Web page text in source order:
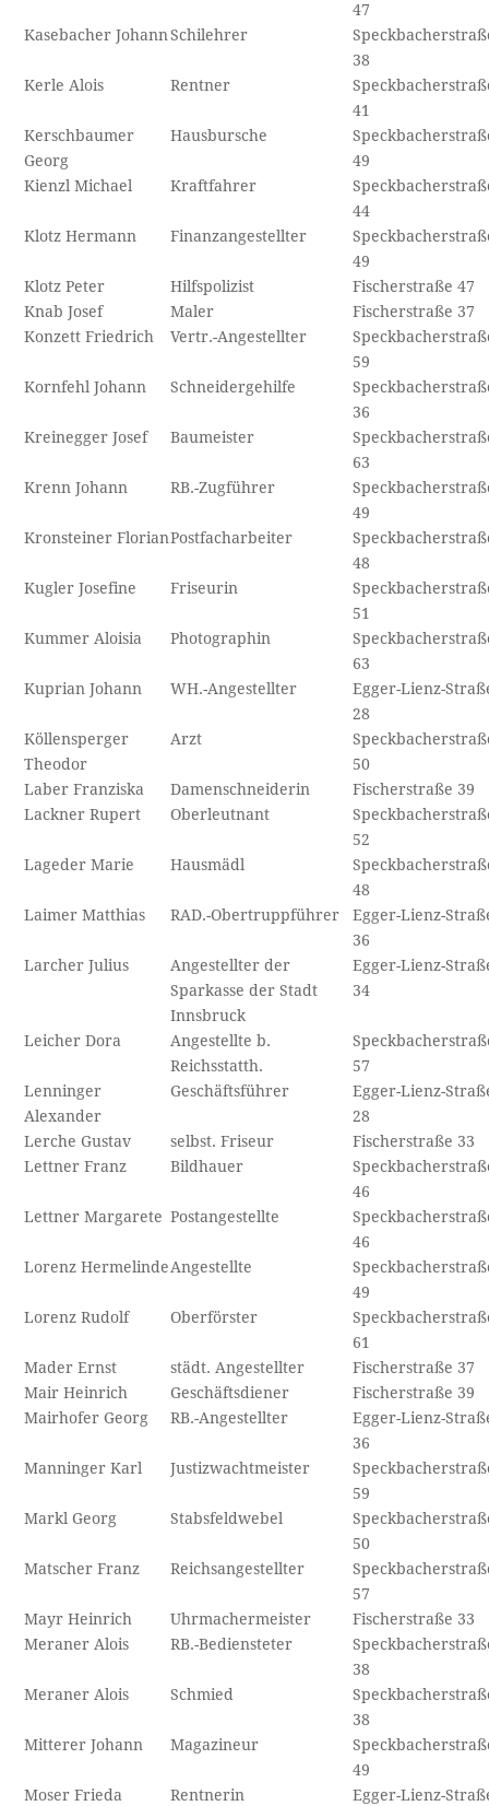
47
Kasebacher Johann Schilehrer
38
Kerle Alois
Rentner
41
Kerschbaumer
Georg
Hausbursche
49
Kienzl Michael
Kraftfahrer
44
Klotz Hermann
Finanzangestellter
49
Klotz Peter
Hilfspolizist
Fischerstraße 47
Knab Josef
Maler
Fischerstraße 37
Konzett Friedrich
Vertr.-Angestellter
59
Kornfehl Johann
Schneidergehilfe
36
Kreinegger Josef
Baumeister
63
Krenn Johann
RB.-Zugführer
49
Kronsteiner FlorianPostfacharbeiter
48
Kugler Josefine
Friseurin
51
Kummer Aloisia
Photographin
63
Kuprian Johann
WH.-Angestellter
Egger-Lienz-
28
Köllensperger
Theodor
Arzt
50
Laber Franziska
Damenschneiderin
Fischerstraße 39
Lackner Rupert
Oberleutnant
52
Lageder Marie
Hausmädl
48
Laimer Matthias
RAD.-Obertruppführer
Egger-Lienz-
36
Larcher Julius
Angestellter der
Sparkasse der Stadt
Innsbruck
Egger-Lienz-
34
Leicher Dora
Angestellte b.
Reichsstatth.
57
Lenninger
Alexander
Geschäftsführer
Egger-Lienz-
28
Lerche Gustav
selbst. Friseur
Fischerstraße 33
Lettner Franz
Bildhauer
46
Lettner Margarete Postangestellte
46
Lorenz HermelindeAngestellte
49
Lorenz Rudolf
Oberförster
61
Mader Ernst
städt. Angestellter
Fischerstraße 37
Mair Heinrich
Geschäftsdiener
Fischerstraße 39
Mairhofer Georg
RB.-Angestellter
Egger-Lienz-
36
Manninger Karl
Justizwachtmeister
59
Markl Georg
Stabsfeldwebel
50
Matscher Franz
Reichsangestellter
57
Mayr Heinrich
Uhrmachermeister
Fischerstraße 33
Meraner Alois
RB.-Bediensteter
38
Meraner Alois
Schmied
38
Mitterer Johann
Magazineur
49
Moser Frieda
Rentnerin
Egger-Lienz-